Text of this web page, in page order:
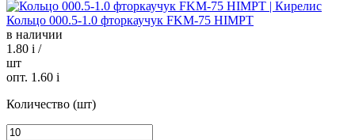
Кольцо 000.5-1.0 фторкаучук FKM-75 HIMPT
в наличии
1.80 i /
шт
опт. 1.60 i
Количество (шт)